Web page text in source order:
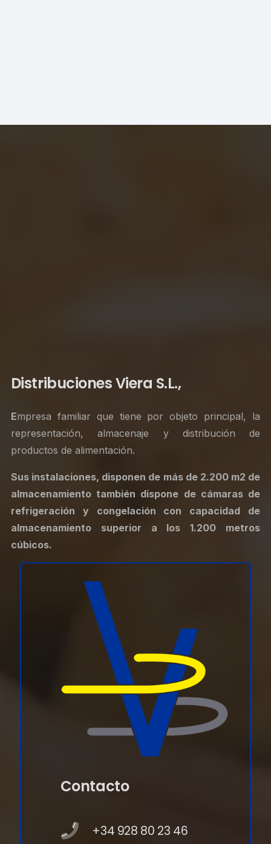
Distribuciones Viera S.L.,
Empresa familiar que tiene por objeto principal, la
representación, almacenaje y distribución de
productos de alimentación.
Sus instalaciones, disponen de más de 2.200 m2 de
almacenamientotambién dispone de cámaras de
refrigeración y congelación con capacidad de
almacenamiento superior a los 1.200 metros
cúbicos.
Contacto
+34 928 80 23 46